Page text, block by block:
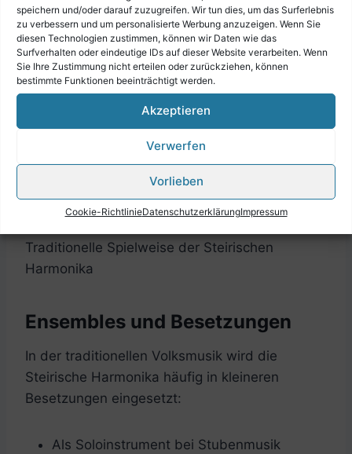
speichern und/oder darauf zuzugreifen. Wir tun dies, um das Surferlebnis
zu verbessern und um personalisierte Werbung anzuzeigen. Wenn Sie
diesen Technologien zustimmen, können wir Daten wie das
Surfverhalten oder eindeutige IDs auf dieser Website verarbeiten. Wenn
Sie Ihre Zustimmung nicht erteilen oder zurückziehen, können
bestimmte Funktionen beeinträchtigt werden.
Akzeptieren
Verwerfen
Vorlieben
Cookie-RichtlinieDatenschutzerklärungImpressum
Traditionelle Spielweise der Steirischen
Harmonika
Ensembles und Besetzungen
In der traditionellen Volksmusik wird die
Steirische Harmonika häufig in kleineren
Besetzungen eingesetzt:
Als Soloinstrument bei Stubenmusik